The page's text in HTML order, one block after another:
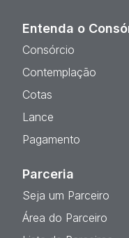
Entenda o
Consórcio
Contemplação
Cotas
Lance
Pagamento
Parceria
Seja um Parceiro
Área do Parceiro